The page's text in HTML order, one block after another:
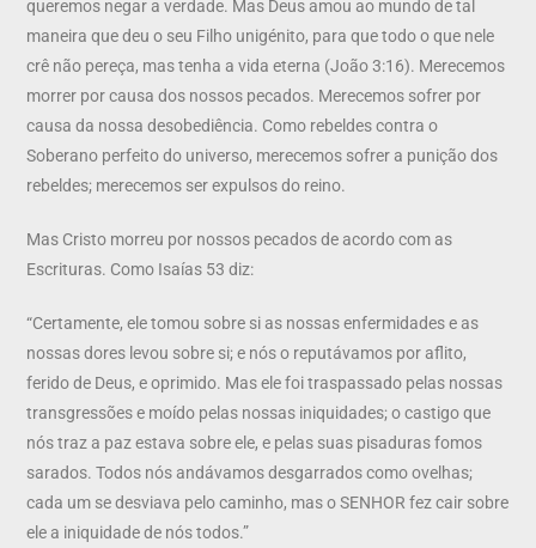
queremos negar a verdade. Mas Deus amou ao mundo de tal
maneira que deu o seu Filho unigénito, para que todo o que nele
crê não pereça, mas tenha a vida eterna (João 3:16). Merecemos
morrer por causa dos nossos pecados. Merecemos sofrer por
causa da nossa desobediência. Como rebeldes contra o
Soberano perfeito do universo, merecemos sofrer a punição dos
rebeldes; merecemos ser expulsos do reino.
Mas Cristo morreu por nossos pecados de acordo com as
Escrituras. Como Isaías 53 diz:
“Certamente, ele tomou sobre si as nossas enfermidades e as
nossas dores levou sobre si; e nós o reputávamos por aflito,
ferido de Deus, e oprimido. Mas ele foi traspassado pelas nossas
transgressões e moído pelas nossas iniquidades; o castigo que
nós traz a paz estava sobre ele, e pelas suas pisaduras fomos
sarados. Todos nós andávamos desgarrados como ovelhas;
cada um se desviava pelo caminho, mas o SENHOR fez cair sobre
ele a iniquidade de nós todos.”